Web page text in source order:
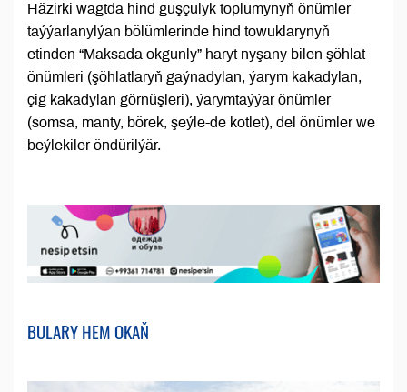
Häzirki wagtda hind guşçulyk toplumynyň önümler
taýýarlanylýan bölümlerinde hind towuklarynyň
etinden “Maksada okgunly” haryt nyşany bilen şöhlat
önümleri (şöhlatlaryň gaýnadylan, ýarym kakadylan,
çig kakadylan görnüşleri), ýarymtaýýar önümler
(somsa, manty, börek, şeýle-de kotlet), del önümler we
beýlekiler öndürilýär.
BULARY HEM OKAŇ